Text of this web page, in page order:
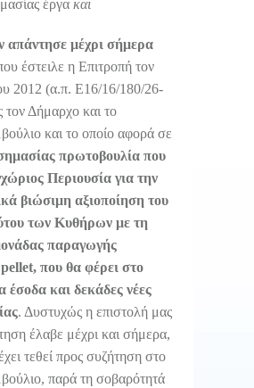
έργα και
απάντησε μέχρι σήμερα
έστειλε η Επιτροπή τον
2012 (α.π. Ε16/16/180/26-
Δήμαρχο και το
και το οποίο αφορά σε
πρωτοβουλία που
Περιουσία για την
βιώσιμη αξιοποίηση του
των Κυθήρων με τη
παραγωγής
pellet, που θα φέρει στο
έσοδα και δεκάδες νέες
. Δυστυχώς η επιστολή μας
έλαβε μέχρι και σήμερα,
τεθεί προς συζήτηση στο
παρά τη σοβαρότητά